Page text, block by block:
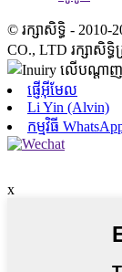
© រក្សាសិទ្ធិ -
CO., LTD រក្សាសិទ្
ផ្ញើអ៊ីមែល
Li Yin (Alvin)
កម្មវិធី
x